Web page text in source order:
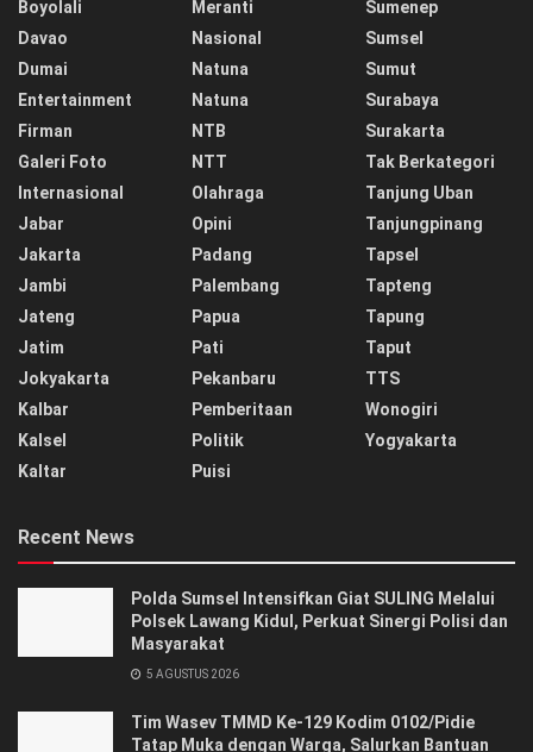
Boyolali
Davao
Dumai
Entertainment
Firman
Galeri Foto
Internasional
Jabar
Jakarta
Jambi
Jateng
Jatim
Jokyakarta
Kalbar
Kalsel
Kaltar
Meranti
Nasional
Natuna
Natuna
NTB
NTT
Olahraga
Opini
Padang
Palembang
Papua
Pati
Pekanbaru
Pemberitaan
Politik
Puisi
Sumenep
Sumsel
Sumut
Surabaya
Surakarta
Tak Berkategori
Tanjung Uban
Tanjungpinang
Tapsel
Tapteng
Tapung
Taput
TTS
Wonogiri
Yogyakarta
Recent News
Polda Sumsel Intensifkan Giat SULING Melalui
Polsek Lawang Kidul, Perkuat Sinergi Polisi dan
Masyarakat
5 AGUSTUS 2026
Tim Wasev TMMD Ke-129 Kodim 0102/Pidie
Tatap Muka dengan Warga, Salurkan Bantuan